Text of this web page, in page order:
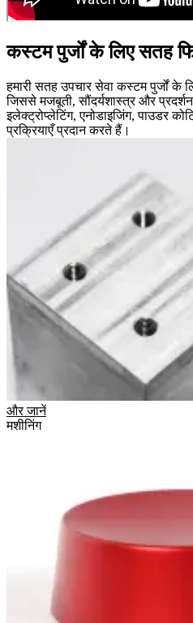
कस्टम पुर्जों के लिए सतह
हमारी सतह उपचार सेवा कस्टम पुर्जों के
जिससे मजबूती, सौंदर्यशास्त्र और
इलेक्ट्रोप्लेटिंग, एनोडाइजिंग, पाउडर
प्रक्रियाएँ प्रदान करते हैं।
और जानें
मशीनिंग